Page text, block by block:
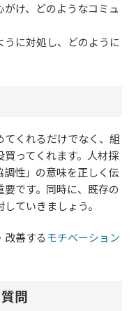
がけ、どのようなコミュ
うに対処し、どのように
くれるだけでなく、組
ってくれます。人材採
性」の意味を正しく伝
です。同時に、既存の
ていきましょう。
善する​​​​​​​モチベーション
問